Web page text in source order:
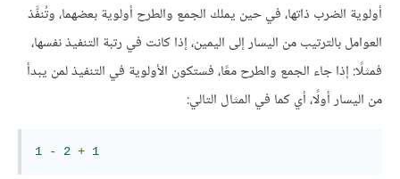
أولوية الضرب ذاتها، في حين يملك الجمع والطرح أولوية بعضهما، وتُنفَّذ
العوامل بالترتيب من اليسار إلى اليمين، إذا كانت في رتبة التنفيذ نفسها،
فمثلًا: إذا جاء الجمع والطرح معًا، فستكون الأولوية في التنفيذ لمن يبدأ
من اليسار أولًا، أي كما في المثال التالي:
1 - 2 + 1